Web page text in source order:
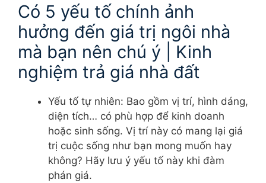
Có 5 yếu tố chính ảnh
hưởng đến giá trị ngôi nhà
mà bạn nên chú ý | Kinh
nghiệm trả giá nhà đất
Yếu tố tự nhiên: Bao gồm vị trí, hình dáng,
diện tích… có phù hợp để kinh doanh
hoặc sinh sống. Vị trí này có mang lại giá
trị cuộc sống như bạn mong muốn hay
không? Hãy lưu ý yếu tố này khi đàm
phán giá.